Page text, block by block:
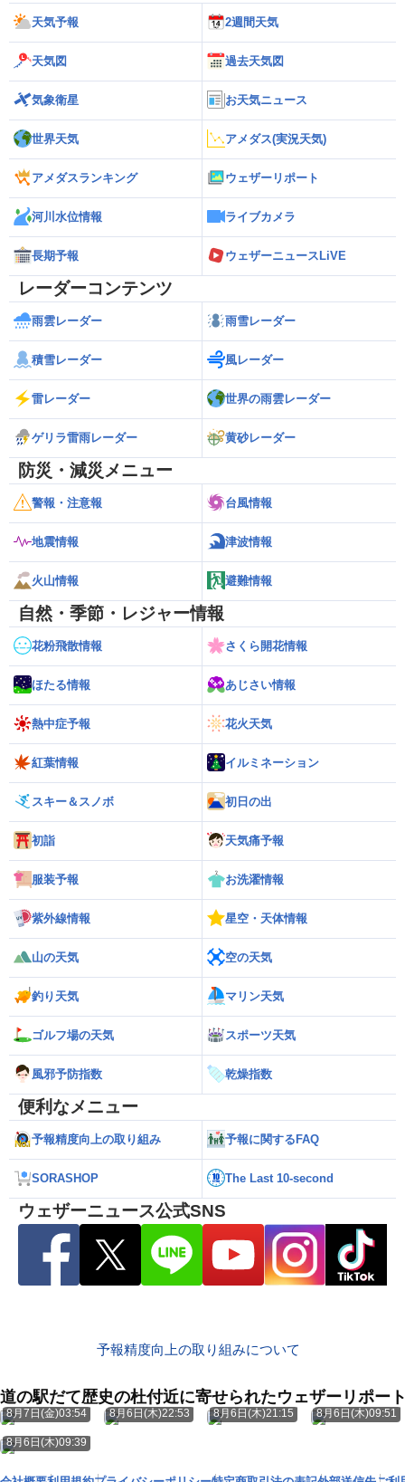
天気予報 2週間天気
天気図 過去天気図
気象衛星 お天気ニュース
世界天気 アメダス(実況天気)
アメダスランキング ウェザーリポート
河川水位情報 ライブカメラ
長期予報 ウェザーニュースLiVE
レーダーコンテンツ
雨雲レーダー 雨雪レーダー
積雪レーダー 風レーダー
雷レーダー 世界の雨雲レーダー
ゲリラ雷雨レーダー 黄砂レーダー
防災・減災メニュー
警報・注意報 台風情報
地震情報 津波情報
火山情報 避難情報
自然・季節・レジャー情報
花粉飛散情報 さくら開花情報
ほたる情報 あじさい情報
熱中症予報 花火天気
紅葉情報 イルミネーション
スキー＆スノボ 初日の出
初詣 天気痛予報
服装予報 お洗濯情報
紫外線情報 星空・天体情報
山の天気 空の天気
釣り天気 マリン天気
ゴルフ場の天気 スポーツ天気
風邪予防指数 乾燥指数
便利なメニュー
予報精度向上の取り組み 予報に関するFAQ
SORASHOP The Last 10-second
ウェザーニュース公式SNS
予報精度向上の取り組みについて
道の駅だて歴史の杜付近に寄せられたウェザーリポー
8月7日(金)03:54 8月6日(木)22:53 8月6日(木)21:15 8月6日(木)09:51
8月6日(木)09:39